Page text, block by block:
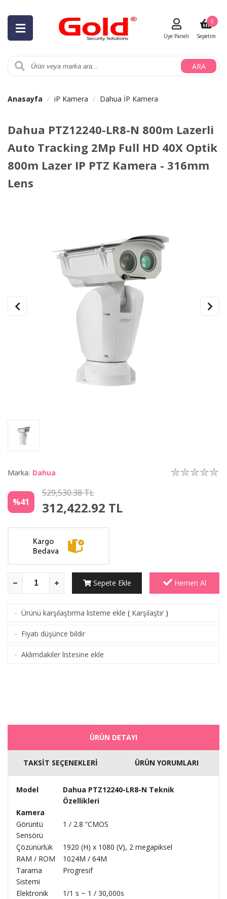
ARA
Üye Paneli Sepetim
0
Anasayfa iP Kamera Dahua İP Kamera
Dahua PTZ12240-LR8-N 800m Lazerli
Auto Tracking 2Mp Full HD 40X Optik
800m Lazer IP PTZ Kamera - 316mm
Lens
Marka: Dahua
%41
529,530.38 TL
312,422.92 TL
Sepete Ekle Hemen Al
· Ürünü karşılaştırma listeme ekle ( Karşılaştır )
· Fiyatı düşünce bildir
· Aklımdakiler listesine ekle
ÜRÜN DETAYI
TAKSİT SEÇENEKLERİ ÜRÜN YORUMLARI
Model
Dahua PTZ12240-LR8-N Teknik
Özellikleri
Kamera
Görüntü
Sensörü
1 / 2.8 “CMOS
Çözünürlük
1920 (H) x 1080 (V), 2 megapiksel
RAM / ROM
1024M / 64M
Tarama
Sistemi
Progresif
Elektronik
1/1 s ~ 1 / 30,000s